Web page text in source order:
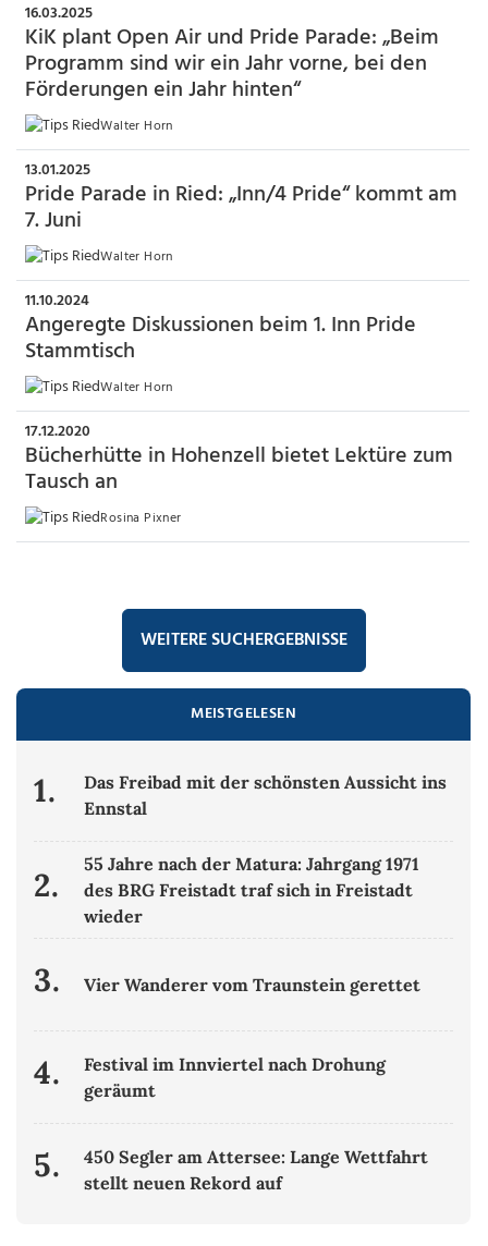
16.03.2025
KiK plant Open Air und Pride Parade: „Beim
Programm sind wir ein Jahr vorne, bei den
Förderungen ein Jahr hinten“
Walter Horn
13.01.2025
Pride Parade in Ried: „Inn/4 Pride“ kommt am
7. Juni
Walter Horn
11.10.2024
Angeregte Diskussionen beim 1. Inn Pride
Stammtisch
Walter Horn
17.12.2020
Bücherhütte in Hohenzell bietet Lektüre zum
Tausch an
Rosina Pixner
WEITERE SUCHERGEBNISSE
MEISTGELESEN
1.
Das Freibad mit der schönsten Aussicht ins
Ennstal
2.
55 Jahre nach der Matura: Jahrgang 1971
des BRG Freistadt traf sich in Freistadt
wieder
3. Vier Wanderer vom Traunstein gerettet
4.
Festival im Innviertel nach Drohung
geräumt
5.
450 Segler am Attersee: Lange Wettfahrt
stellt neuen Rekord auf